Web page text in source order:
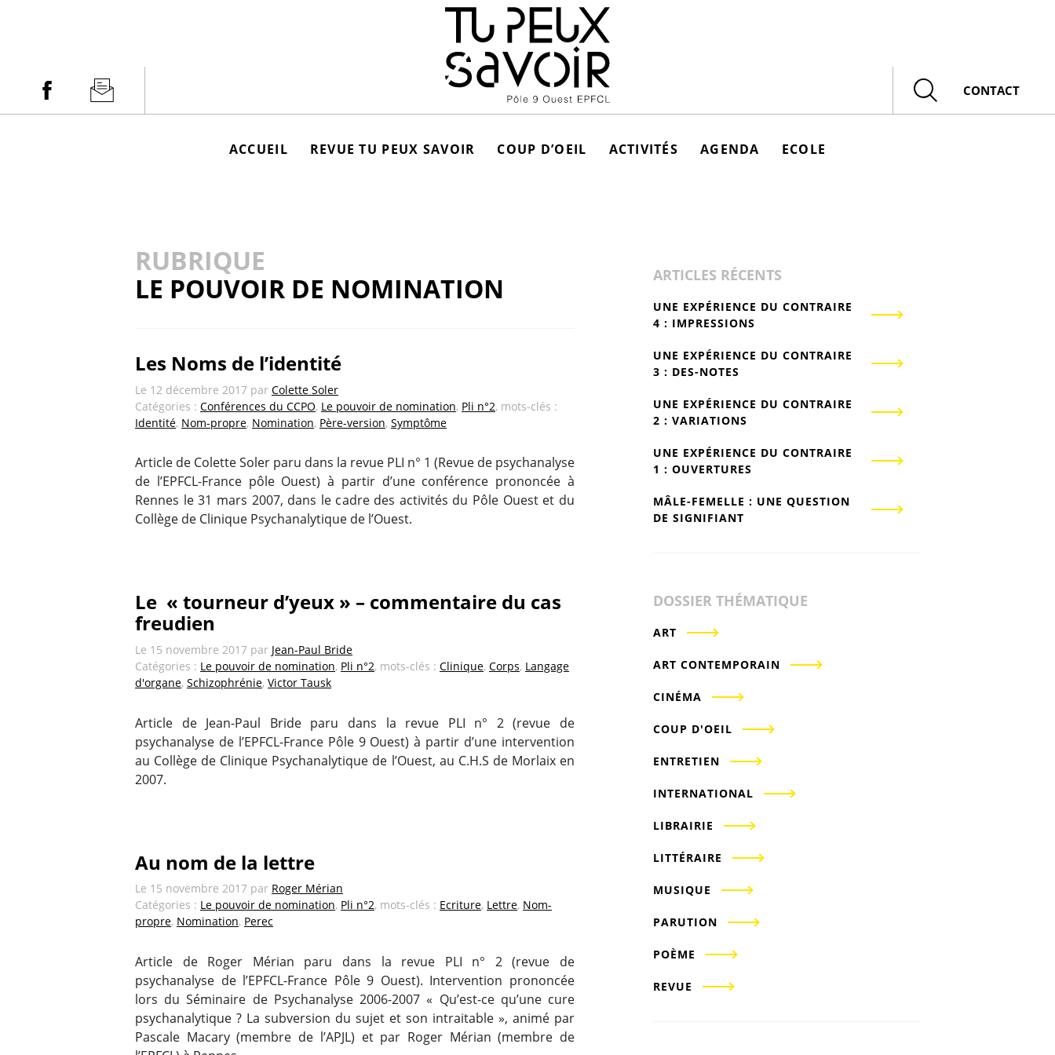
Facebook Newsletter
Rechercher
CONTACT
ACCUEIL REVUE TU PEUX SAVOIR COUP D’OEIL ACTIVITÉS AGENDA ECOLE
RUBRIQUE
LE POUVOIR DE NOMINATION
Les Noms de l’identité
Le 12 décembre 2017 par Colette Soler
Catégories : Conférences du CCPO, Le pouvoir de nomination, Pli n°2, mots-clés :
Identité, Nom-propre, Nomination, Père-version, Symptôme
Article de Colette Soler paru dans la revue PLI n° 1 (Revue de psychanalyse
de l’EPFCL-France pôle Ouest) à partir d’une conférence prononcée à
Rennes le 31 mars 2007, dans le cadre des activités du Pôle Ouest et du
Collège de Clinique Psychanalytique de l’Ouest.
Le « tourneur d’yeux » – commentaire du cas
freudien
Le 15 novembre 2017 par Jean-Paul Bride
Catégories : Le pouvoir de nomination, Pli n°2, mots-clés : Clinique, Corps, Langage
d'organe, Schizophrénie, Victor Tausk
Article de Jean-Paul Bride paru dans la revue PLI n° 2 (revue de
psychanalyse de l’EPFCL-France Pôle 9 Ouest) à partir d’une intervention
au Collège de Clinique Psychanalytique de l’Ouest, au C.H.S de Morlaix en
2007.
Au nom de la lettre
Le 15 novembre 2017 par Roger Mérian
Catégories : Le pouvoir de nomination, Pli n°2, mots-clés : Ecriture, Lettre, Nom-
propre, Nomination, Perec
Article de Roger Mérian paru dans la revue PLI n° 2 (revue de
psychanalyse de l’EPFCL-France Pôle 9 Ouest). Intervention prononcée
lors du Séminaire de Psychanalyse 2006-2007 « Qu’est-ce qu’une cure
psychanalytique ? La subversion du sujet et son intraitable », animé par
Pascale Macary (membre de l’APJL) et par Roger Mérian (membre de
ARTICLES RÉCENTS
UNE EXPÉRIENCE DU CONTRAIRE
4 : IMPRESSIONS
UNE EXPÉRIENCE DU CONTRAIRE
3 : DES-NOTES
UNE EXPÉRIENCE DU CONTRAIRE
2 : VARIATIONS
UNE EXPÉRIENCE DU CONTRAIRE
1 : OUVERTURES
MÂLE-FEMELLE : UNE QUESTION
DE SIGNIFIANT
DOSSIER THÉMATIQUE
ART
ART CONTEMPORAIN
CINÉMA
COUP D'OEIL
ENTRETIEN
INTERNATIONAL
LIBRAIRIE
LITTÉRAIRE
MUSIQUE
PARUTION
POÈME
REVUE